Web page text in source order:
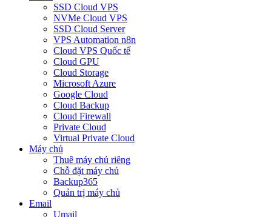
SSD Cloud VPS
NVMe Cloud VPS
SSD Cloud Server
VPS Automation n8n
Cloud VPS Quốc tế
Cloud GPU
Cloud Storage
Microsoft Azure
Google Cloud
Cloud Backup
Cloud Firewall
Private Cloud
Virtual Private Cloud
Máy chủ
Thuê máy chủ riêng
Chỗ đặt máy chủ
Backup365
Quản trị máy chủ
Email
Umail